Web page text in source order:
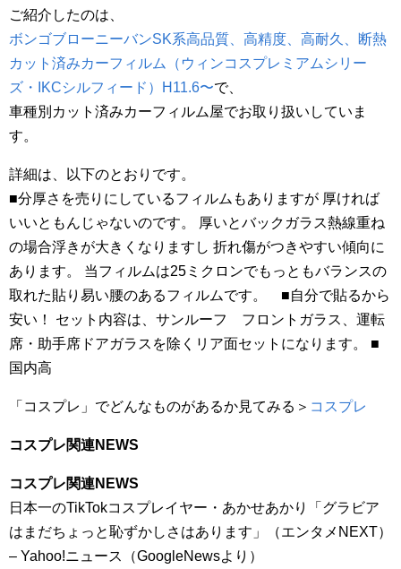
ご紹介したのは、
ボンゴブローニーバンSK系高品質、高精度、高耐久、断熱
カット済みカーフィルム（ウィンコスプレミアムシリー
ズ・IKCシルフィード）H11.6〜で、
車種別カット済みカーフィルム屋でお取り扱いしていま
す。
詳細は、以下のとおりです。
■分厚さを売りにしているフィルムもありますが 厚ければ
いいともんじゃないのです。 厚いとバックガラス熱線重ね
の場合浮きが大きくなりますし 折れ傷がつきやすい傾向に
あります。 当フィルムは25ミクロンでもっともバランスの
取れた貼り易い腰のあるフィルムです。 ■自分で貼るから
安い！ セット内容は、サンルーフ フロントガラス、運転
席・助手席ドアガラスを除くリア面セットになります。 ■
国内高
「コスプレ」でどんなものがあるか見てみる＞ コスプレ
コスプレ関連NEWS
コスプレ関連NEWS
日本一のTikTokコスプレイヤー・あかせあかり「グラビア
はまだちょっと恥ずかしさはあります」（エンタメNEXT）
– Yahoo!ニュース（GoogleNewsより）